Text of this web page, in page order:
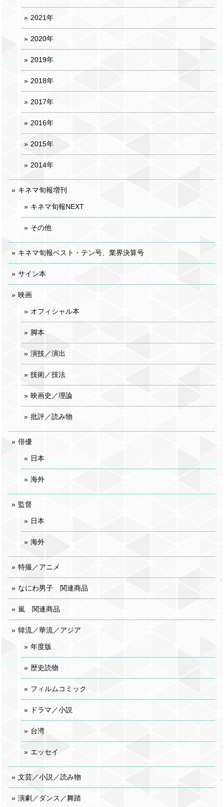
2021年
2020年
2019年
2018年
2017年
2016年
2015年
2014年
キネマ旬報増刊
キネマ旬報NEXT
その他
キネマ旬報ベスト・テン号、業界決算号
サイン本
映画
オフィシャル本
脚本
演技／演出
技術／技法
映画史／理論
批評／読み物
俳優
日本
海外
監督
日本
海外
特撮／アニメ
なにわ男子 関連商品
嵐 関連商品
韓流／華流／アジア
年度版
歴史読物
フィルムコミック
ドラマ／小説
台湾
エッセイ
文芸／小説／読み物
演劇／ダンス／舞踏